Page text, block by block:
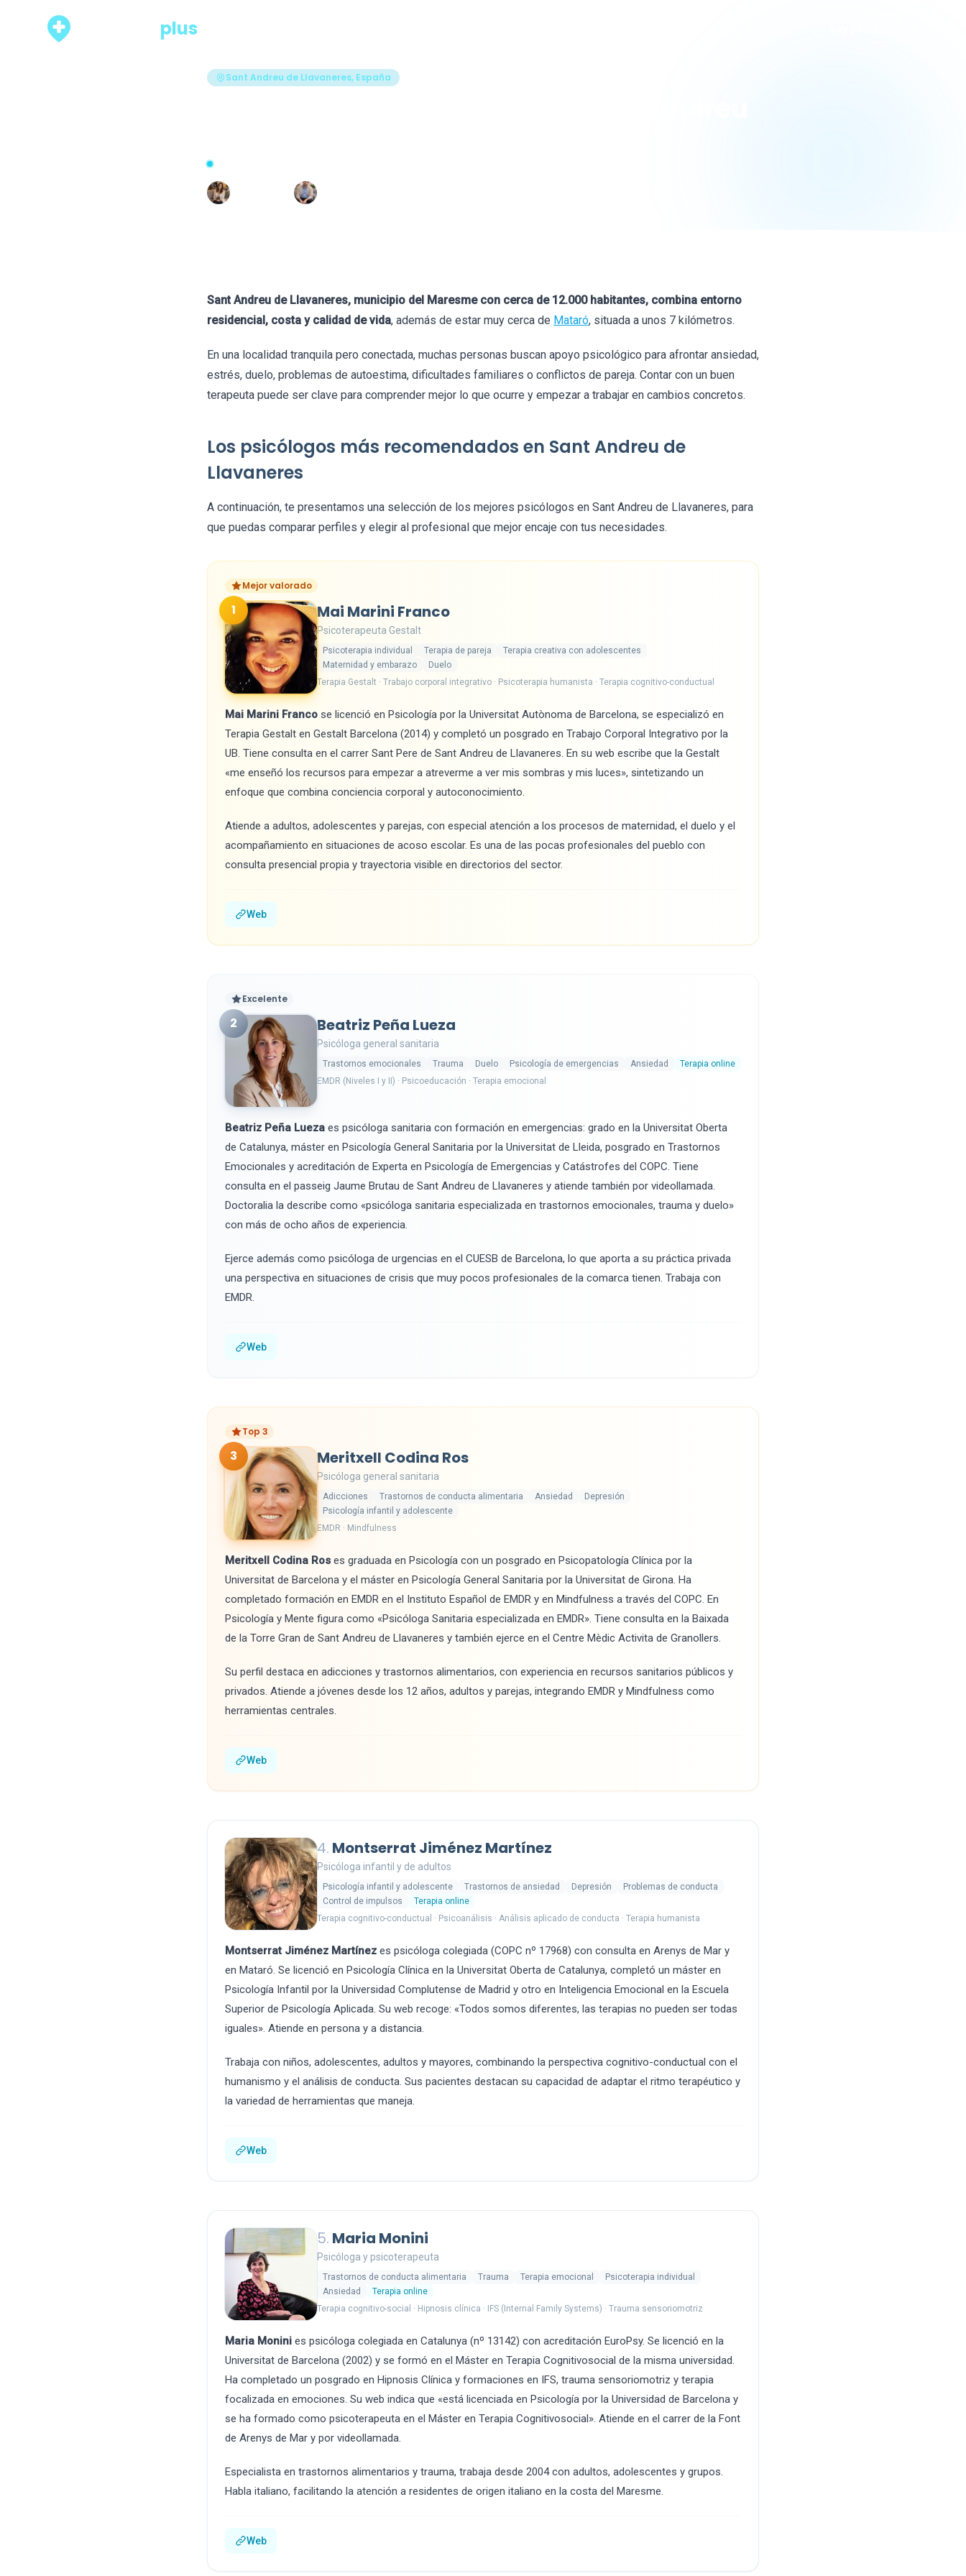
plus
Sant Andreu de Llavaneres, España
Actualizado hace 38 días · 30 de junio de 2026
Sant Andreu de Llavaneres, municipio del Maresme con cerca de 12.000 habitantes, combina entorno
residencial, costa y calidad de vida, además de estar muy cerca de Mataró, situada a unos 7 kilómetros.
En una localidad tranquila pero conectada, muchas personas buscan apoyo psicológico para afrontar ansiedad,
estrés, duelo, problemas de autoestima, dificultades familiares o conflictos de pareja. Contar con un buen
terapeuta puede ser clave para comprender mejor lo que ocurre y empezar a trabajar en cambios concretos.
Los psicólogos más recomendados en Sant Andreu de
Llavaneres
A continuación, te presentamos una selección de los mejores psicólogos en Sant Andreu de Llavaneres, para
que puedas comparar perfiles y elegir al profesional que mejor encaje con tus necesidades.
Mejor valorado
1 Mai Marini Franco
Psicoterapeuta Gestalt
Psicoterapia individual Terapia de pareja
Terapia creativa con adolescentes
Maternidad y embarazo
Duelo
Terapia Gestalt · Trabajo corporal integrativo · Psicoterapia humanista · Terapia cognitivo-conductual
Mai Marini Franco se licenció en Psicología por la Universitat Autònoma de Barcelona, se especializó en
Terapia Gestalt en Gestalt Barcelona (2014) y completó un posgrado en Trabajo Corporal Integrativo por la
UB. Tiene consulta en el carrer Sant Pere de Sant Andreu de Llavaneres. En su web escribe que la Gestalt
«me enseñó los recursos para empezar a atreverme a ver mis sombras y mis luces», sintetizando un
enfoque que combina conciencia corporal y autoconocimiento.
Atiende a adultos, adolescentes y parejas, con especial atención a los procesos de maternidad, el duelo y el
acompañamiento en situaciones de acoso escolar. Es una de las pocas profesionales del pueblo con
consulta presencial propia y trayectoria visible en directorios del sector.
Web
Excelente
2 Beatriz Peña Lueza
Psicóloga general sanitaria
Trastornos emocionales Trauma Duelo Psicología de emergencias Ansiedad
Terapia online
EMDR (Niveles I y II) · Psicoeducación · Terapia emocional
Beatriz Peña Lueza es psicóloga sanitaria con formación en emergencias: grado en la Universitat Oberta
de Catalunya, máster en Psicología General Sanitaria por la Universitat de Lleida, posgrado en Trastornos
Emocionales y acreditación de Experta en Psicología de Emergencias y Catástrofes del COPC. Tiene
consulta en el passeig Jaume Brutau de Sant Andreu de Llavaneres y atiende también por videollamada.
Doctoralia la describe como «psicóloga sanitaria especializada en trastornos emocionales, trauma y duelo»
con más de ocho años de experiencia.
Ejerce además como psicóloga de urgencias en el CUESB de Barcelona, lo que aporta a su práctica privada
una perspectiva en situaciones de crisis que muy pocos profesionales de la comarca tienen. Trabaja con
EMDR.
Web
Top 3
3 Meritxell Codina Ros
Psicóloga general sanitaria
Adicciones Trastornos de conducta alimentaria Ansiedad
Depresión
Psicología infantil y adolescente
EMDR · Mindfulness
Meritxell Codina Ros es graduada en Psicología con un posgrado en Psicopatología Clínica por la
Universitat de Barcelona y el máster en Psicología General Sanitaria por la Universitat de Girona. Ha
completado formación en EMDR en el Instituto Español de EMDR y en Mindfulness a través del COPC. En
Psicología y Mente figura como «Psicóloga Sanitaria especializada en EMDR». Tiene consulta en la Baixada
de la Torre Gran de Sant Andreu de Llavaneres y también ejerce en el Centre Mèdic Activita de Granollers.
Su perfil destaca en adicciones y trastornos alimentarios, con experiencia en recursos sanitarios públicos y
privados. Atiende a jóvenes desde los 12 años, adultos y parejas, integrando EMDR y Mindfulness como
herramientas centrales.
Web
4. Montserrat Jiménez Martínez
Psicóloga infantil y de adultos
Psicología infantil y adolescente Trastornos de ansiedad Depresión
Problemas de conducta
Control de impulsos
Terapia online
Terapia cognitivo-conductual · Psicoanálisis · Análisis aplicado de conducta · Terapia humanista
Montserrat Jiménez Martínez es psicóloga colegiada (COPC nº 17968) con consulta en Arenys de Mar y
en Mataró. Se licenció en Psicología Clínica en la Universitat Oberta de Catalunya, completó un máster en
Psicología Infantil por la Universidad Complutense de Madrid y otro en Inteligencia Emocional en la Escuela
Superior de Psicología Aplicada. Su web recoge: «Todos somos diferentes, las terapias no pueden ser todas
iguales». Atiende en persona y a distancia.
Trabaja con niños, adolescentes, adultos y mayores, combinando la perspectiva cognitivo-conductual con el
humanismo y el análisis de conducta. Sus pacientes destacan su capacidad de adaptar el ritmo terapéutico y
la variedad de herramientas que maneja.
Web
5. Maria Monini
Psicóloga y psicoterapeuta
Trastornos de conducta alimentaria Trauma Terapia emocional
Psicoterapia individual
Ansiedad
Terapia online
Terapia cognitivo-social · Hipnosis clínica · IFS (Internal Family Systems) · Trauma sensoriomotriz
Maria Monini es psicóloga colegiada en Catalunya (nº 13142) con acreditación EuroPsy. Se licenció en la
Universitat de Barcelona (2002) y se formó en el Máster en Terapia Cognitivosocial de la misma universidad.
Ha completado un posgrado en Hipnosis Clínica y formaciones en IFS, trauma sensoriomotriz y terapia
focalizada en emociones. Su web indica que «está licenciada en Psicología por la Universidad de Barcelona y
se ha formado como psicoterapeuta en el Máster en Terapia Cognitivosocial». Atiende en el carrer de la Font
de Arenys de Mar y por videollamada.
Especialista en trastornos alimentarios y trauma, trabaja desde 2004 con adultos, adolescentes y grupos.
Habla italiano, facilitando la atención a residentes de origen italiano en la costa del Maresme.
Web